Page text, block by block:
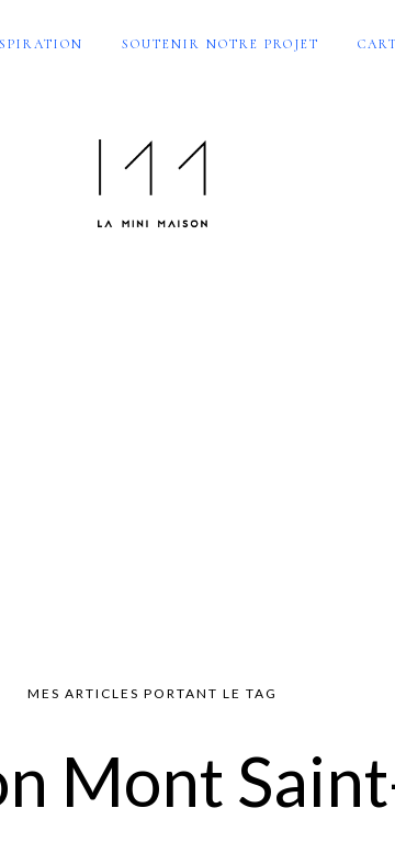
SOUTENIR NOTRE PROJET
MES ARTICLES PORTANT LE TAG
Mont